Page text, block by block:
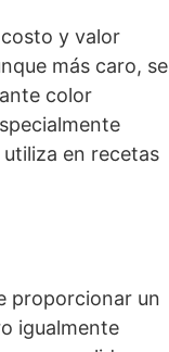
y valor
más caro, se
color
en recetas
proporcionar un
igualmente